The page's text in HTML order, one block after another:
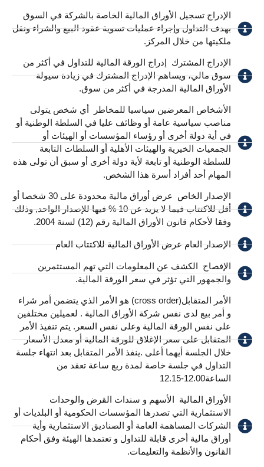
الإدراج تسجيل الأوراق المالية الخاصة بالشركة في السوق
بهدف التداول وإجراء عمليات تسوية عقود البيع والشراء ونقل
ملكيتها من خلال المركز.
الإدراج المشترك ​ إدراج الورقة المالية للتداول في أكثر من
سوق مالي، ويساهم الإدراج المشترك في زيادة سيولة
الأوراق المالية المدرجة في أكثر من سوق.
الأشخاص المعرضين سياسيا للمخاطر ​ أي شخص يتولى
مناصب سياسية عامة أو وظائف عليا في السلطة الوطنية أو
في أية دولة أخرى أو رؤساء المؤسسات أو الهيئات أو
الجمعيات الخيرية والهيئات الأهلية أو السلطات التابعة
للسلطة الوطنية أو تابعة لأية دولة أخرى أو سبق أن تولى هذه
المهام أحد أفراد أسرة هذا الشخص. ​
الإصدار الخاص ​ عرض أوراق مالية محدودة على 30 شخصا أو
أقل للاكتتاب فيما لا يزيد عن 10 % فيها للإصدار الواحد, وذلك
وفقا لأحكام قانون الأوراق المالية رقم (12) لسنة 2004.
الإصدار العام عرض الأوراق المالية للاكتتاب العام​
الإفصاح ​ الكشف عن المعلومات التي تهم المستثمرين
والجمهور التي تؤثر في سعر الورقة المالية.
الأمر المتقابل(cross order) هو الأمر الذي يتضمن أمر شراء
و أمر بيع لدى نفس شركة الأوراق المالية . لعميلين مختلفين
على نفس الورقة المالية وعلى نفس السعر. يتم تنفيذ الأمر
المتقابل على سعر الإغلاق للورقة المالية أو معدل الأسعار
خلال الجلسة أيهما أعلى .ينفذ الأمر المتقابل بعد انتهاء جلسة
التداول في جلسة خاصة لمدة ربع ساعة تعقد من
الساعة12.00-12.15​
الأوراق المالية ​ الأسهم و سندات القرض والوحدات
الاستثمارية التي تصدرها المؤسسات الحكومية أو البلديات أو
الشركات المساهمة العامة أو الصناديق الاستثمارية وأية
أوراق مالية أخرى قابلة للتداول و تعتمدها الهيئة وفق أحكام
القانون والأنظمة والتعليمات.